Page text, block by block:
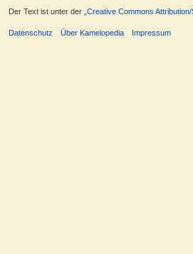
Der Text ist unter der „Creative Commons
Datenschutz Über Kamelopedia Impressum